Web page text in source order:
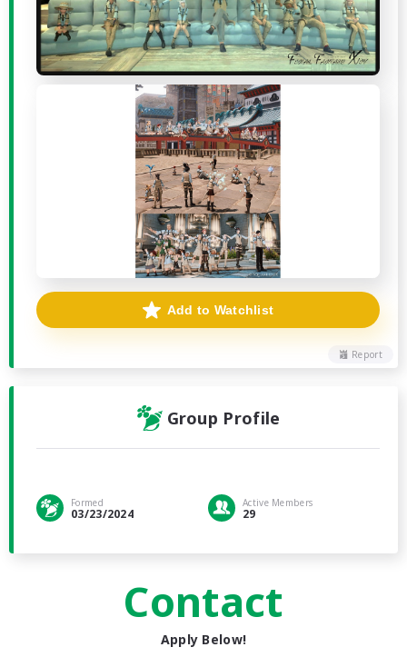
Report
Add to Watchlist
Group Profile
Formed
03/23/2024
Active Members
29
Contact
Apply Below!